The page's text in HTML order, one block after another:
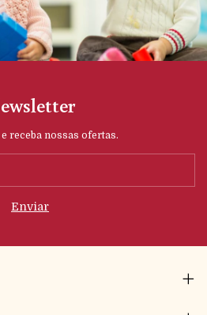
receba nossas ofertas.